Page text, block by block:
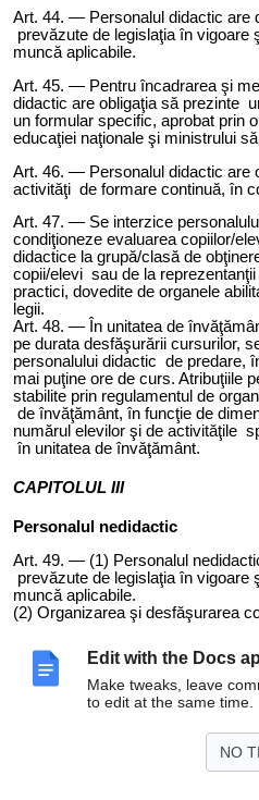
Edit with the Docs
Make tweaks, leave
to edit at the same time.
NO
Art. 44. — Personalul didactic are
prevăzute de legislaţia în vigoare
muncă aplicabile.
Art. 45. — Pentru încadrarea şi
didactic are obligaţia să prezinte
un formular specific, aprobat prin
educaţiei naţionale şi ministrului
Art. 46. — Personalul didactic are
activităţi de formare continuă, în
Art. 47. — Se interzice
condiţioneze evaluarea copiilor/
didactice la grupă/clasă de
copii/elevi sau de la
practici, dovedite de organele
legii.
Art. 48. — n unitateade
pe durata desfăşurării cursurilor,
personalului didactic de predare,
mai puţine ore de curs. Atribuţiile
stabilite prin regulamentul de
de învăţământ, în funcţie de
numărul elevilor şi de activităţile
în unitatea de învăţământ.
CAPITOLUL III
Personalul nedidactic
Art. 49. — (1) Personalul
prevăzute de legislaţia în vigoare
muncă aplicabile.
(2) Organizarea şi desfăşurarea
de director. Consiliul de
aprobă comisiile de concurs şi
(3) Angajarea personalului
cu personalitate juridică se face
. — (1) Activitatea